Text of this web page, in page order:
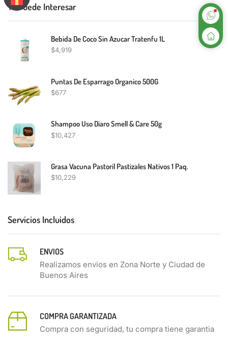
Te Puede Interesar
Bebida De Coco Sin Azucar Tratenfu 1L
$4,919
Puntas De Esparrago Organico 500G
$677
Shampoo Uso Diaro Smell & Care 50g
$10,427
Grasa Vacuna Pastoril Pastizales Nativos 1 Paq.
$10,229
Servicios Incluidos
ENVIOS
Realizamos envios en Zona Norte y Ciudad de
Buenos Aires
COMPRA GARANTIZADA
Compra con seguridad, tu compra tiene garantia